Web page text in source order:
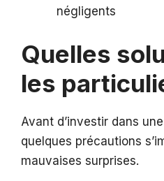
négligents
Quelles
les
Avant d’investir dans
quelques précautions
mauvaises surprises.